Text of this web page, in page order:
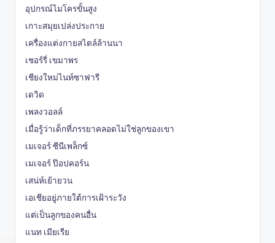
อุปกรณ์ไมโครขั้นสูง
เกาะสมุยเปล่งประกาย
เครื่องแต่งกายสไตล์ล้านนา
เชอร์รี่ เขมาพร
เชียงใหม่ไนท์ซาฟารี
เดวิด
เพลงวอลล์
เมื่อรู้ว่าเด็กที่ภรรยาคลอดไม่ใช่ลูกของเขา
เมเจอร์ ซีนีเพล็กซ์
เมเจอร์ ป๊อปคอร์น
เสน่ห์เย้ายวน
เอเชียอยู่ภายใต้การเฝ้าระวัง
แต่เป็นลูกของคนอื่น
แนท เมียเรีย